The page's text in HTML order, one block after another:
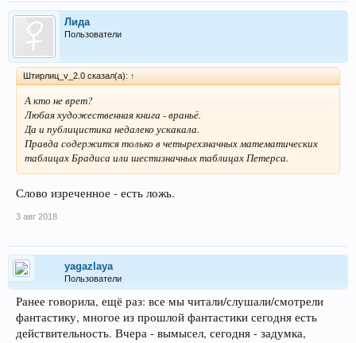
Лида
Пользователи
Штирлиц_v_2.0 сказал(а): ↑
А кто не врет?
Любая художественная книга - враньё.
Да и публицистика недалеко ускакала.
Правда содержится только в четырехзначных математических
таблицах Брадиса или шестизначных таблицах Петерса.
Слово изреченное - есть ложь.
3 авг 2018
yagazlaya
Пользователи
Ранее говорила, ещё раз: все мы читали/слушали/смотрели
фантастику, многое из прошлой фантастики сегодня есть
действительность. Вчера - вымысел, сегодня - задумка,